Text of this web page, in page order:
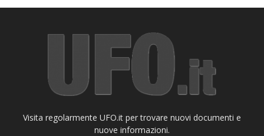
Visita regolarmente UFO.it per trovare nuovi documenti e
nuove informazioni.